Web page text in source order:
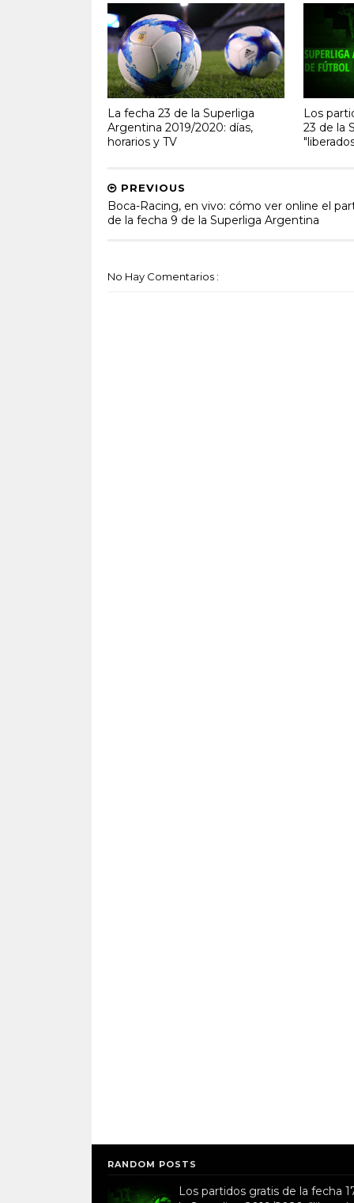
La fecha 23 de la Superliga
Argentina 2019/2020: días,
horarios y TV
Los
23 de la
PREVIOUS
Boca-Racing, en vivo: cómo ver online el
de la fecha 9 de la Superliga Argentina
No Hay Comentarios :
RANDOM POSTS
Los partidos gratis de la fecha